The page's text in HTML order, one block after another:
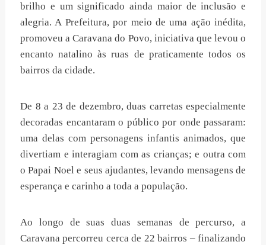
brilho e um significado ainda maior de inclusão e
alegria. A Prefeitura, por meio de uma ação inédita,
promoveu a Caravana do Povo, iniciativa que levou o
encanto natalino às ruas de praticamente todos os
bairros da cidade.
De 8 a 23 de dezembro, duas carretas especialmente
decoradas encantaram o público por onde passaram:
uma delas com personagens infantis animados, que
divertiam e interagiam com as crianças; e outra com
o Papai Noel e seus ajudantes, levando mensagens de
esperança e carinho a toda a população.
Ao longo de suas duas semanas de percurso, a
Caravana percorreu cerca de 22 bairros – finalizando